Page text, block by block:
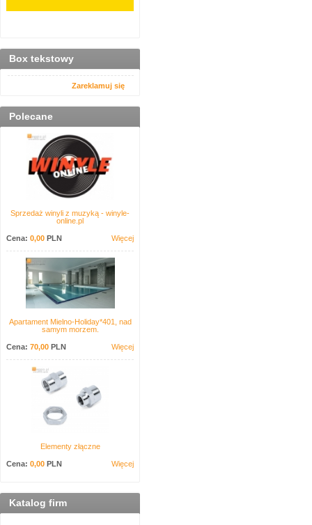
Box tekstowy
Zareklamuj się
Polecane
Sprzedaż winyli z muzyką - winyle-
online.pl
Cena: 0,00 PLN Więcej
Apartament Mielno-Holiday*401, nad
samym morzem.
Cena: 70,00 PLN Więcej
Elementy złączne
Cena: 0,00 PLN Więcej
Katalog firm